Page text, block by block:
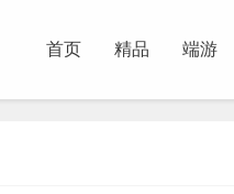
首页 精品 端游